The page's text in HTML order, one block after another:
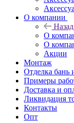
О компании
Назад
О
О
Акции
Монтаж
Отделка бань
Примеры
Доставка и
Ликвидация
Контакты
Опт